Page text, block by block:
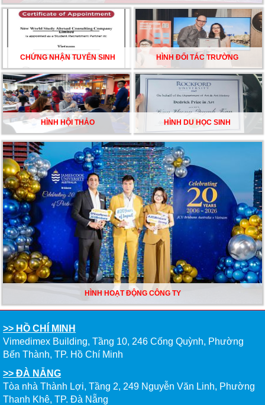
CHẠM GIẤC MƠ DU HỌC MỸ – BẮT ĐẦU TỪ NGÀY
HỘI GHI DANH & SĂN HỌC BỔNG KỲ SPRING 2026
CHỨNG NHẬN TUYỂN SINH HÌNH ĐỐI TÁC TRƯỜNG
HÌNH HỘI THẢO HÌNH DU HỌC SINH
HÌNH HOẠT ĐỘNG CÔNG TY
>> HỒ CHÍ MINH
Vimedimex Building, Tầng 10, 246 Cống Quỳnh, Phường
Bến Thành, TP. Hồ Chí Minh
>> ĐÀ NẴNG
Tòa nhà Thành Lợi, Tầng 2, 249 Nguyễn Văn Linh, Phường
Thanh Khê, TP. Đà Nẵng